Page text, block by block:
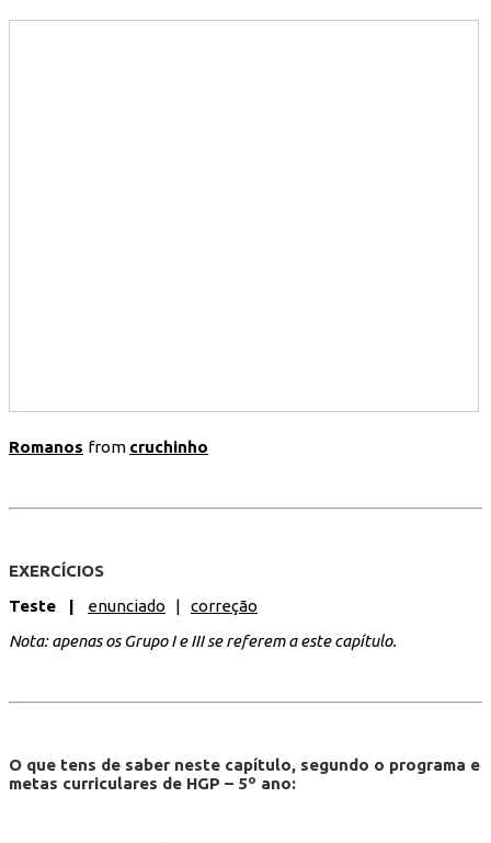
Romanos from cruchinho
EXERCÍCIOS
Teste | enunciado | correção
Nota: apenas os Grupo I e III se referem a este capítulo.
O que tens de saber neste capítulo, segundo o programa e
metas curriculares de HGP – 5º ano: